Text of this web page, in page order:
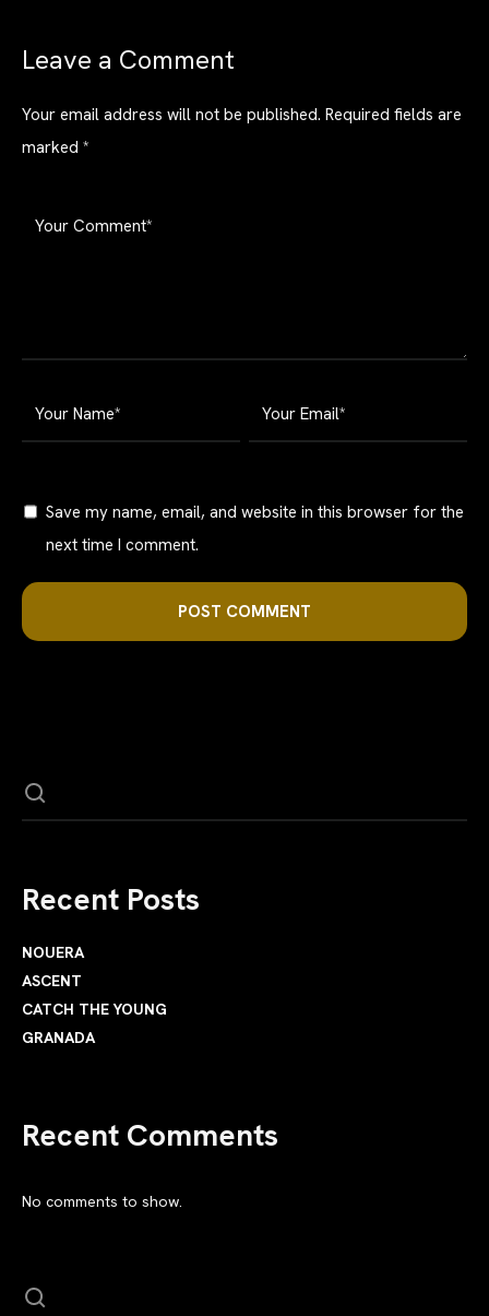
Leave a Comment
Your email address will not be published. Required fields are
marked *
Save my name, email, and website in this browser for the
next time I comment.
Recent Posts
NOUERA
ASCENT
CATCH THE YOUNG
GRANADA
Recent Comments
No comments to show.